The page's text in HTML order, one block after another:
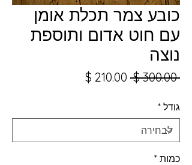
כובע צמר תכלת אומן
עם חוט אדום ותוספת
נוצה
‏300.00 ‏$
מחיר
מחיר
גודל *
כמות *